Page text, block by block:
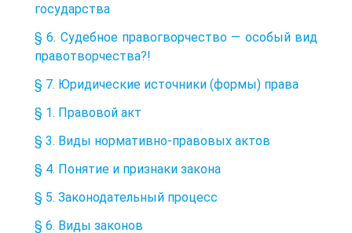
государства
§ 6. Судебное правогворчество — особый вид
правотворчества?!
§ 7. Юридические источники (формы) права
§ 1. Правовой акт
§ 3. Виды нормативно-правовых актов
§ 4. Понятие и признаки закона
§ 5. Законодательный процесс
§ 6. Виды законов